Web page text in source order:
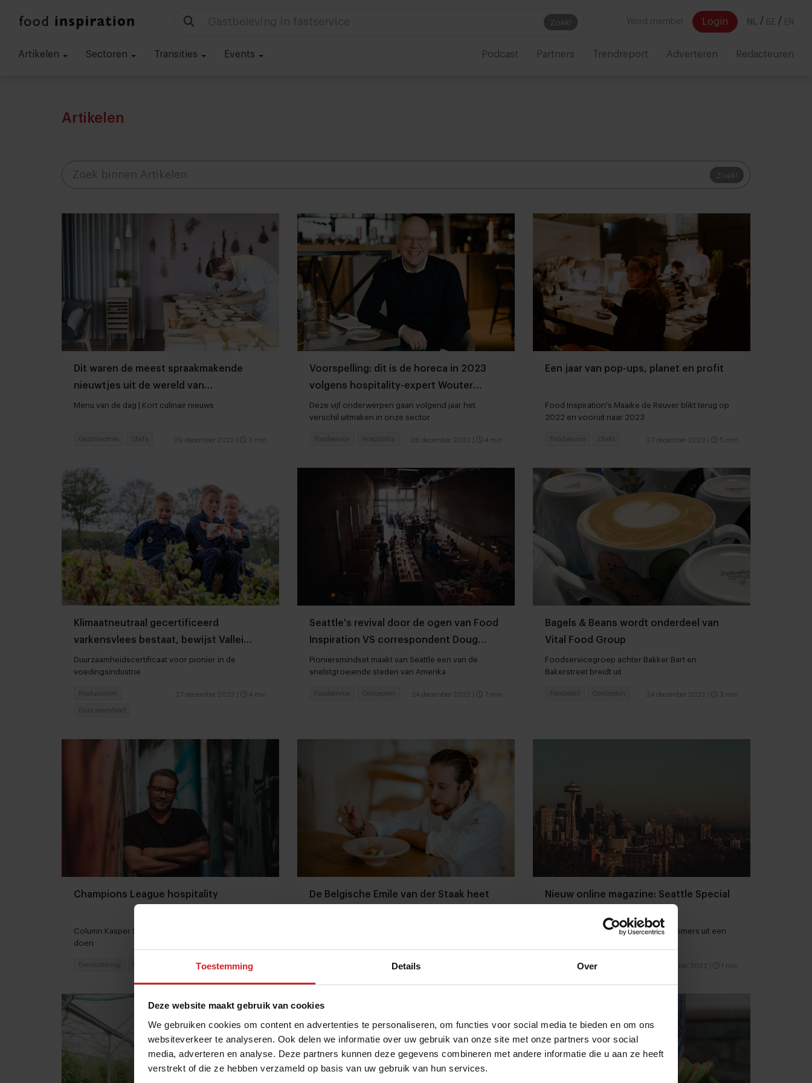
Toestemming Details Over
Deze website maakt gebruik van cookies
We gebruiken cookies om content en advertenties te personaliseren, om functies voor social media te bieden en om ons
websiteverkeer te analyseren. Ook delen we informatie over uw gebruik van onze site met onze partners voor social
media, adverteren en analyse. Deze partners kunnen deze gegevens combineren met andere informatie die u aan ze heeft
verstrekt of die ze hebben verzameld op basis van uw gebruik van hun services.
Zoek!
Gastbeleving in fastservice Word member Login NL / BE / EN
Artikelen Sectoren Transities Events Podcast Partners Trendreport Adverteren Redacteuren
Artikelen
Zoek!
Dit waren de meest spraakmakende
nieuwtjes uit de wereld van
sterrenchefs in 2022
Menu van de dag | Kort culinair nieuws
29 december 2022 3 min
Gastronomie Chefs
Voorspelling: dit is de horeca in 2023
volgens hospitality-expert Wouter
Verkerk
Deze vijf onderwerpen gaan volgend jaar het
verschil uitmaken in onze sector
28 december 2022 4 min
Foodservice Hospitality
Een jaar van pop-ups, planet en profit
Food Inspiration's Maaike de Reuver blikt terug op
2022 en vooruit naar 2023
27 december 2022 5 min
Foodservice Chefs
Klimaatneutraal gecertificeerd
varkensvlees bestaat, bewijst Vallei
Varken
Duurzaamheidscertificaat voor pionier in de
voedingsindustrie
27 december 2022 4 min
Producenten
Duurzaamheid
Seattle's revival door de ogen van Food
Inspiration VS correspondent Doug
Koob
Pioniersmindset maakt van Seattle een van de
snelstgroeiende steden van Amerika
24 december 2022 7 min
Foodservice Concepten
Bagels & Beans wordt onderdeel van
Vital Food Group
Foodservicegroep achter Bakker Bart en
Bakerstreet breidt uit
24 december 2022 3 min
Foodretail Concepten
Champions League hospitality
Column Kasper Stuart: het zijn de details die het hem
doen
23 december 2022| 4 min
Eventcatering
De Belgische Emile van der Staak heet
23 december 2022
Nieuw online magazine: Seattle Special
Hotspots en interviews met ondernemers uit een
22 december 2022 1 min
Restaurants